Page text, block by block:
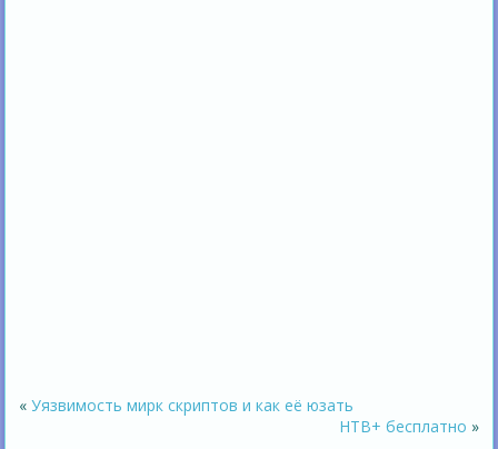
«Уязвимость мирк скриптов и как её юзать
НТВ+ бесплатно »